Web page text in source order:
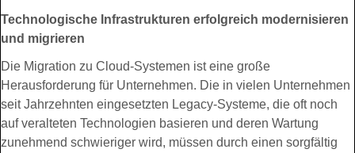
Technologische Infrastrukturen erfolgreich modernisieren
und migrieren
Die Migration zu Cloud-Systemen ist eine große
Herausforderung für Unternehmen. Die in vielen Unternehmen
seit Jahrzehnten eingesetzten Legacy-Systeme, die oft noch
auf veralteten Technologien basieren und deren Wartung
zunehmend schwieriger wird, müssen durch einen sorgfältig